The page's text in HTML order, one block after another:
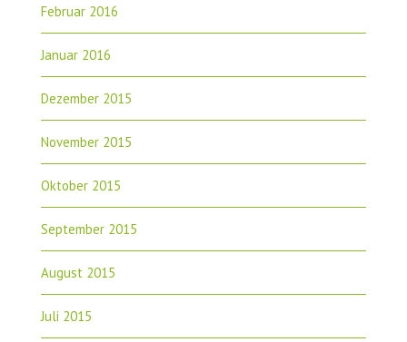
Februar 2016
Januar 2016
Dezember 2015
November 2015
Oktober 2015
September 2015
August 2015
Juli 2015